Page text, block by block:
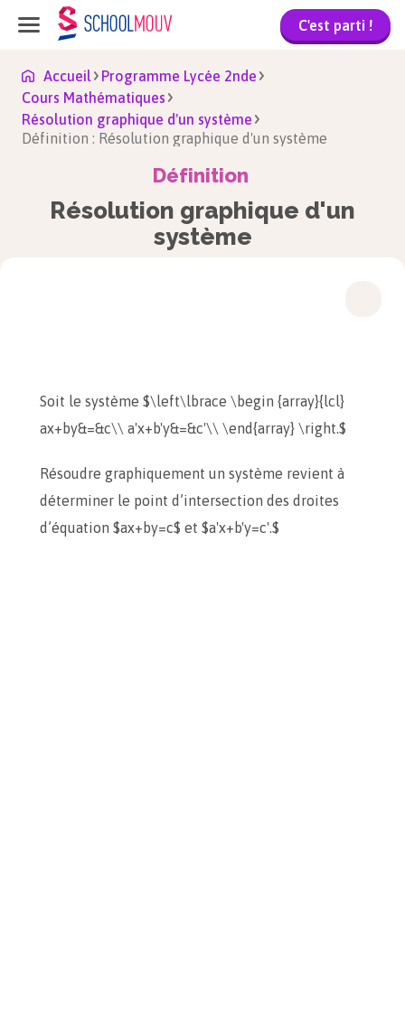
C'est parti !
Accueil
Programme Lycée 2nde
Cours Mathématiques
Résolution graphique d'un système
Définition : Résolution graphique d'un système
Définition
Résolution graphique d'un
système
Soit le système $\left\lbrace \begin {array}{lcl}
ax+by&=&c\\ a'x+b'y&=&c'\\ \end{array} \right.$
Résoudre graphiquement un système revient à
déterminer le point d’intersection des droites
d’équation $ax+by=c$ et $a'x+b'y=c'.$